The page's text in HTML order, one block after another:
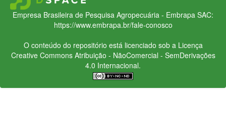
Empresa Brasileira de Pesquisa Agropecuária - Embrapa SAC:
https://www.embrapa.br/fale-conosco
O conteúdo do repositório está licenciado sob a Licença
Creative CommonsAtribuição - NãoComercial - SemDerivações
4.0 Internacional.